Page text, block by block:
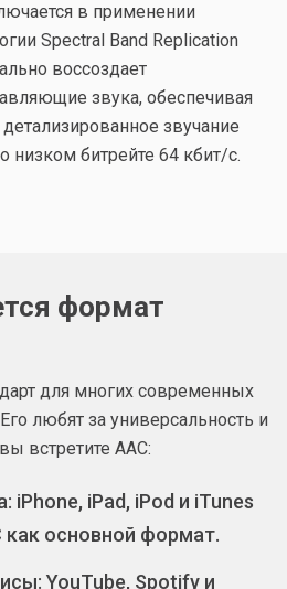
в применении
Spectral Band Replication
воссоздает
звука, обеспечивая
звучание
низком битрейте 64 кбит/с.
формат
для многих современных
любят за универсальность и
встретите AAC:
iPhone, iPad, iPod и iTunes
как основной формат.
YouTube, Spotify и